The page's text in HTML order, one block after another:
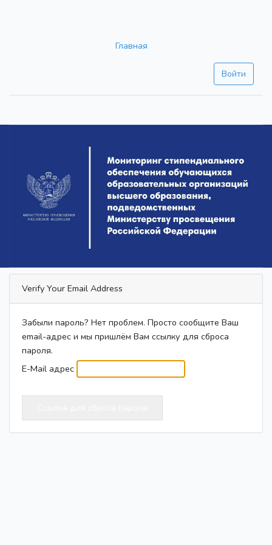
Главная
Войти
Verify Your Email Address
Забыли пароль? Нет проблем. Просто сообщите Ваш
email-адрес и мы пришлём Вам ссылку для сброса
пароля.
E-Mail адрес